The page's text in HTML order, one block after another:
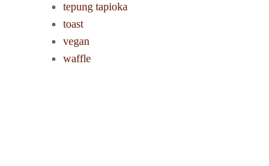
tepung tapioka
toast
vegan
waffle